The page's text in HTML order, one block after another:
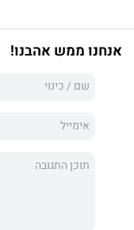
ואסיליס קאראס שקנינו
איך מחברים מחדש את
אנחנו ממש אהבנו!